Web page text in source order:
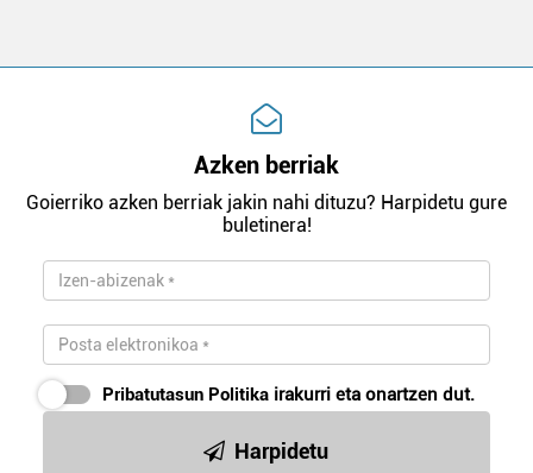
Azken berriak
Goierriko azken berriak jakin nahi dituzu? Harpidetu gure
buletinera!
Pribatutasun Politika irakurri eta onartzen dut.
Harpidetu